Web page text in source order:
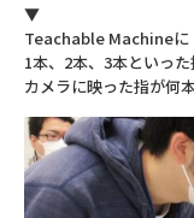
▼
Teachable Machineに
1本、2本、3本といった
カメラに映った指が何